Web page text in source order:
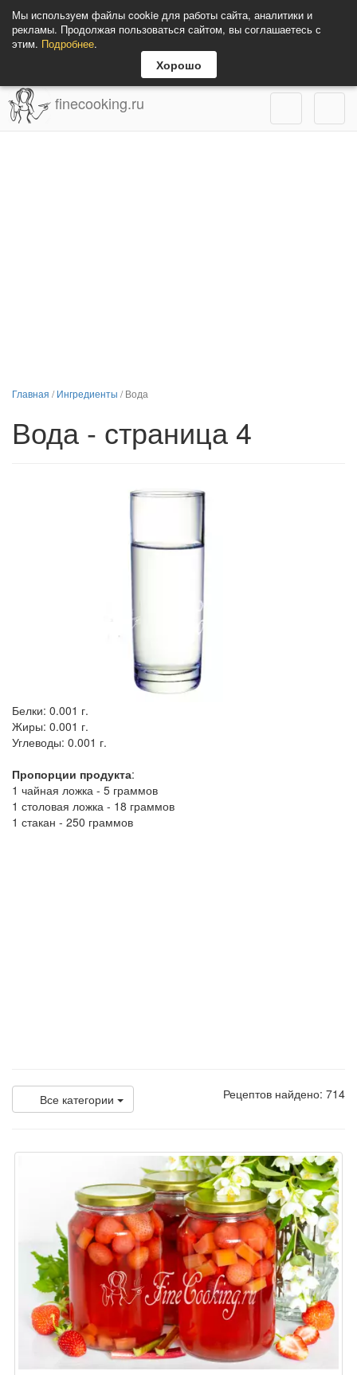
Мы используем файлы cookie для работы сайта, аналитики и
рекламы. Продолжая пользоваться сайтом, вы соглашаетесь с
этим. Подробнее.
Хорошо
finecooking.ru
Главная /Ингредиенты /Вода
Вода - страница 4
Белки: 0.001 г.
Жиры: 0.001 г.
Углеводы: 0.001 г.
Пропорции продукта:
1 чайная ложка - 5 граммов
1 столовая ложка - 18 граммов
1 стакан - 250 граммов
Все категории Рецептов найдено: 714